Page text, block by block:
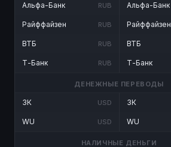
Альфа-Банк RUB
Райффайзен RUB
ВТБ RUB
Т-Банк RUB
Альфа-Банк
Райффайзен
ВТБ
Т-Банк
ДЕНЕЖНЫЕ ПЕРЕВОДЫ
ЗК USD
WU USD
ЗК
WU
НАЛИЧНЫЕ ДЕНЬГИ